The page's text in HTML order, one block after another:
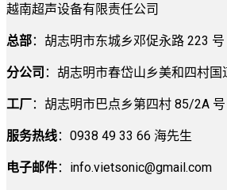
越南超声设备有限责任公司
总部：胡志明市东城乡邓促永路 223 号
分公司 ：胡志明市春岱山乡美和四村
工厂：胡志明市巴点乡第四村 85/2A 号
服务热线：0938 49 33 66 海先生
电子邮件： info.vietsonic@gmail.com